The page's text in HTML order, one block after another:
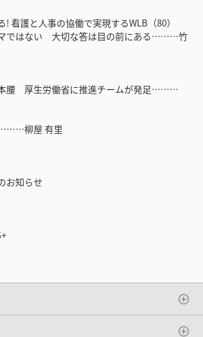
! 看護と人事の協働で実現するWLB（80）
ではない 大切な答は目の前にある………竹
腰 厚生労働省に推進チームが発足………
………柳屋 有里
お知らせ